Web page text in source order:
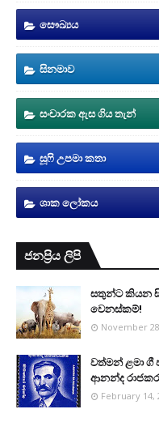
සෞඛ්‍යය
සිනමාව
සංචාරක ඇස ගිය තැන්
සූෆි උපමා කතා
ශාක ලෝකය
ජනප්‍රිය ලිපි
සතුන්ට කියන
වෙනස්කම්!
November
වත්මන් ළමා ගී
ආනන්ද
February 14,